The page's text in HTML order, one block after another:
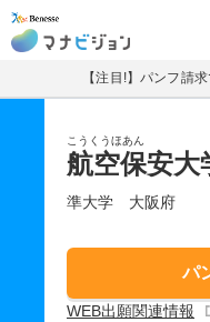
マナビジョ
【注目!】パンフ請
こうくうほあん
航空保安大
準大学 大阪府
パ
WEB出願関連情報